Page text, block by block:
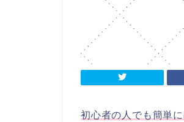
初心者の人でも簡単